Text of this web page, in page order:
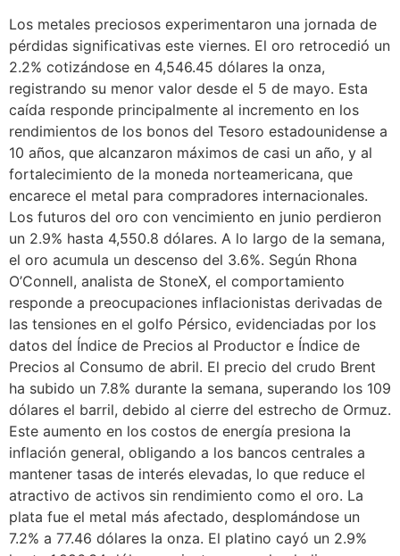
Los metales preciosos experimentaron una jornada de
pérdidas significativas este viernes. El oro retrocedió un
2.2% cotizándose en 4,546.45 dólares la onza,
registrando su menor valor desde el 5 de mayo. Esta
caída responde principalmente al incremento en los
rendimientos de los bonos del Tesoro estadounidense a
10 años, que alcanzaron máximos de casi un año, y al
fortalecimiento de la moneda norteamericana, que
encarece el metal para compradores internacionales.
Los futuros del oro con vencimiento en junio perdieron
un 2.9% hasta 4,550.8 dólares. A lo largo de la semana,
el oro acumula un descenso del 3.6%. Según Rhona
O’Connell, analista de StoneX, el comportamiento
responde a preocupaciones inflacionistas derivadas de
las tensiones en el golfo Pérsico, evidenciadas por los
datos del Índice de Precios al Productor e Índice de
Precios al Consumo de abril. El precio del crudo Brent
ha subido un 7.8% durante la semana, superando los 109
dólares el barril, debido al cierre del estrecho de Ormuz.
Este aumento en los costos de energía presiona la
inflación general, obligando a los bancos centrales a
mantener tasas de interés elevadas, lo que reduce el
atractivo de activos sin rendimiento como el oro. La
plata fue el metal más afectado, desplomándose un
7.2% a 77.46 dólares la onza. El platino cayó un 2.9%